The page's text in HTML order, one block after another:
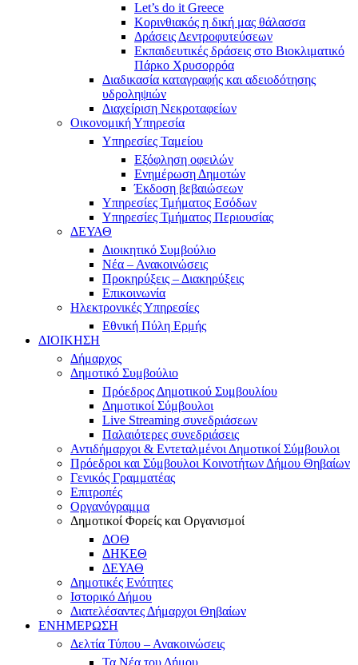
Let’s do it Greece
Kορινθιακός η δική μας θάλασσα
Δράσεις Δεντροφυτεύσεων
Εκπαιδευτικές δράσεις στο Βιοκλιματικό
Πάρκο Χρυσορρόα
Διαδικασία καταγραφής και αδειοδότησης
υδροληψιών
Διαχείριση Νεκροταφείων
Οικονομική Υπηρεσία
Υπηρεσίες Ταμείου
Εξόφληση οφειλών
Ενημέρωση Δημοτών
Έκδοση βεβαιώσεων
Υπηρεσίες Τμήματος Εσόδων
Υπηρεσίες Τμήματος Περιουσίας
ΔΕΥΑΘ
Διοικητικό Συμβούλιο
Νέα – Ανακοινώσεις
Προκηρύξεις – Διακηρύξεις
Επικοινωνία
Ηλεκτρονικές Υπηρεσίες
Εθνική Πύλη Ερμής
ΔΙΟΙΚΗΣΗ
Δήμαρχος
Δημοτικό Συμβούλιο
Πρόεδρος Δημοτικού Συμβουλίου
Δημοτικοί Σύμβουλοι
Live Streaming συνεδριάσεων
Παλαιότερες συνεδριάσεις
Αντιδήμαρχοι & Εντεταλμένοι Δημοτικοί Σύμβουλοι
Πρόεδροι και Σύμβουλοι Κοινοτήτων Δήμου Θηβαίων
Γενικός Γραμματέας
Επιτροπές
Οργανόγραμμα
Δημοτικοί Φορείς και Οργανισμοί
ΔΟΘ
ΔΗΚΕΘ
ΔΕΥΑΘ
Δημοτικές Ενότητες
Ιστορικό Δήμου
Διατελέσαντες Δήμαρχοι Θηβαίων
ΕΝΗΜΕΡΩΣΗ
Δελτία Τύπου – Ανακοινώσεις
Τα Νέα του Δήμου